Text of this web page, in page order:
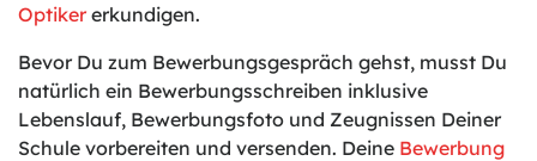
Optiker erkundigen.
Bevor Du zum Bewerbungsgespräch gehst, musst Du
natürlich ein Bewerbungsschreiben inklusive
Lebenslauf, Bewerbungsfoto und Zeugnissen Deiner
Schule vorbereiten und versenden. Deine Bewerbung